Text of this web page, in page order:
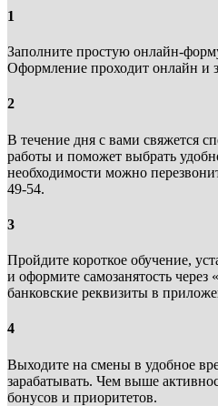
1
Заполните простую онлайн-
Оформление проходит онлайн и
2
В течение дня с вами свяжется
работы и поможет выбрать
необходимости можно
49-54.
3
Пройдите короткое обучение,
и оформите самозанятость
банковские реквизиты в
4
Выходите на смены в удобное
зарабатывать. Чем выше
бонусов и приоритетов.